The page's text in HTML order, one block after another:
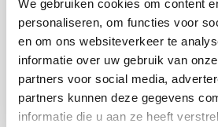
We gebruiken cookies om content
personaliseren, om functies voor
en om ons websiteverkeer te
informatie over uw gebruik van
partners voor social media,
partners kunnen deze gegevens
informatie die u aan ze heeft